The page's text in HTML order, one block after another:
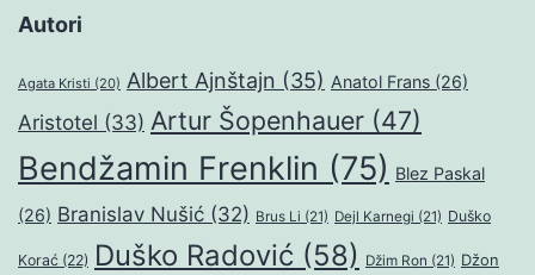
Autori
Agata Kristi (20) Albert Ajnštajn (35) Anatol Frans (26)
Aristotel (33) Artur Šopenhauer (47)
Bendžamin Frenklin (75) Blez Paskal
(26) Branislav Nušić (32) Brus Li (21) Dejl Karnegi (21) Duško
Korać (22) Duško Radović (58) Džim Ron (21) Džon